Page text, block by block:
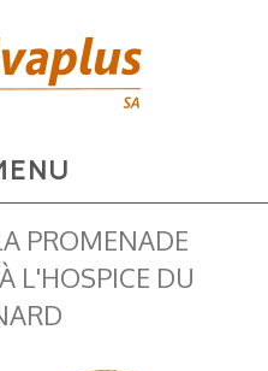
PROMENADE
L'HOSPICE DU